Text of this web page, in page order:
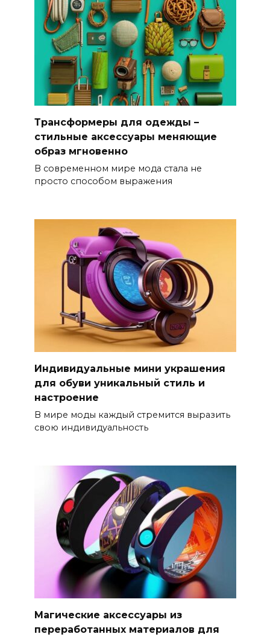
Трансформеры для одежды –
стильные аксессуары меняющие
образ мгновенно
В современном мире мода стала не
просто способом выражения
Индивидуальные мини украшения
для обуви уникальный стиль и
настроение
В мире моды каждый стремится выразить
свою индивидуальность
Магические аксессуары из
переработанных материалов для